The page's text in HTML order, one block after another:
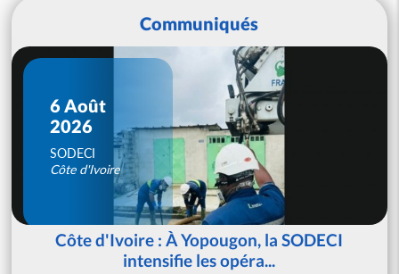
Communiqués
6 Août
2026
SODECI
Côte d'Ivoire
Côte d'Ivoire : À Yopougon, la SODECI
intensifie les opéra...